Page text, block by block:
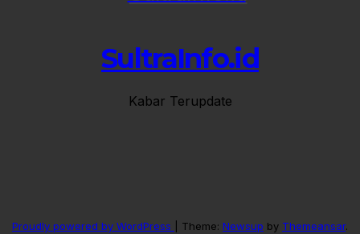
SultraInfo.id
Kabar Terupdate
Proudly powered by WordPress Theme: Newsup by Themeansar.